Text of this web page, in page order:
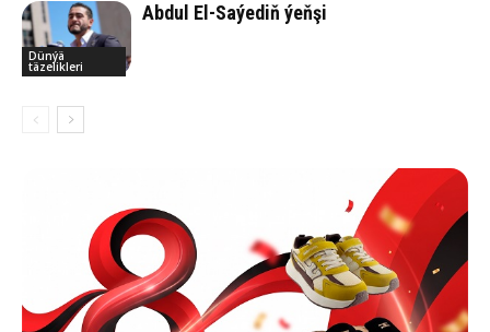
Dünýä
täzelikleri
Abdul El-Saýediň ýeňşi